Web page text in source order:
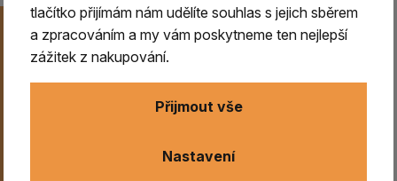
Novinky na Váš e-mail
Už nikdy nezmeškejte naše novinky, akce a speciální
nabídky. Přihlášení můžete kdykoliv zrušit.
tlačítko přijímám nám udělíte souhlas s jejich sběrem
a zpracováním a my vám poskytneme ten nejlepší
zážitek z nakupování.
Nastavení
Přijmout vše